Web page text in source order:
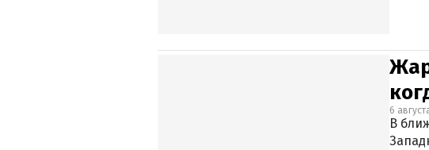
6
В